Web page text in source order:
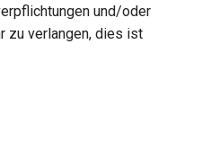
und/oder
zu verlangen, dies ist